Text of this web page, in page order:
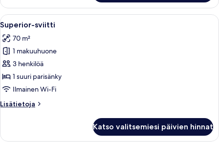
2
yhden
hengen
sänkyä
Avaa
kaikki
huonetyypin
Superior-
sviitti
kuvat
Moderni hotellihuone, jossa on
5
Superior-sviitti
70 m²
1 makuuhuone
3 henkilöä
1 suuri parisänky
Ilmainen Wi-Fi
Lisätietoja
Lisätietoja
Katso valitsemiesi päivien hinnat